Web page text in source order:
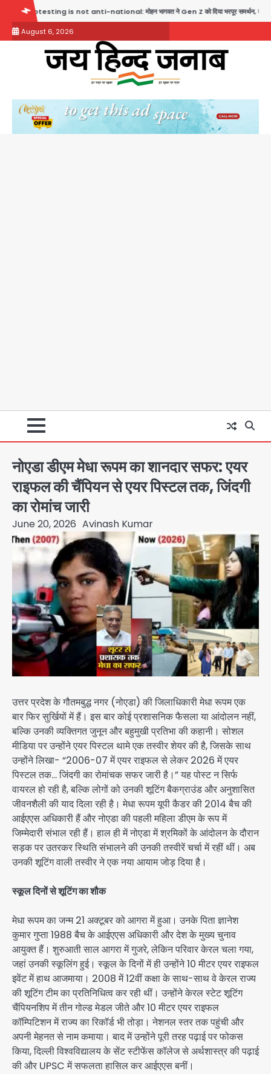
content
national: मोहन भागवत ने Gen Z को दिया भरपूर समर्थन, कहा- ये सबसे ईमानदार पीढ़ी है, तार्किक
August 6, 2026
नोएडा डीएम मेधा रूपम का शानदार सफर: एयर
राइफल की चैंपियन से एयर पिस्टल तक, जिंदगी
का रोमांच जारी
June 20, 2026 Avinash Kumar
उत्तर प्रदेश के गौतमबुद्ध नगर (नोएडा) की जिलाधिकारी मेधा रूपम एक
बार फिर सुर्खियों में हैं। इस बार कोई प्रशासनिक फैसला या आंदोलन नहीं,
बल्कि उनकी व्यक्तिगत जुनून और बहुमुखी प्रतिभा की कहानी। सोशल
मीडिया पर उन्होंने एयर पिस्टल थामे एक तस्वीर शेयर की है, जिसके साथ
उन्होंने लिखा- “2006-07 में एयर राइफल से लेकर 2026 में एयर
पिस्टल तक… जिंदगी का रोमांचक सफर जारी है।” यह पोस्ट न सिर्फ
वायरल हो रही है, बल्कि लोगों को उनकी शूटिंग बैकग्राउंड और अनुशासित
जीवनशैली की याद दिला रही है। मेधा रूपम यूपी कैडर की 2014 बैच की
आईएएस अधिकारी हैं और नोएडा की पहली महिला डीएम के रूप में
जिम्मेदारी संभाल रही हैं। हाल ही में नोएडा में श्रमिकों के आंदोलन के दौरान
सड़क पर उतरकर स्थिति संभालने की उनकी तस्वीरें चर्चा में रहीं थीं। अब
उनकी शूटिंग वाली तस्वीर ने एक नया आयाम जोड़ दिया है।
स्कूल दिनों से शूटिंग का शौक
मेधा रूपम का जन्म 21 अक्टूबर को आगरा में हुआ। उनके पिता ज्ञानेश
कुमार गुप्ता 1988 बैच के आईएएस अधिकारी और देश के मुख्य चुनाव
आयुक्त हैं। शुरुआती साल आगरा में गुजरे, लेकिन परिवार केरल चला गया,
जहां उनकी स्कूलिंग हुई। स्कूल के दिनों में ही उन्होंने 10 मीटर एयर राइफल
इवेंट में हाथ आजमाया। 2008 में 12वीं कक्षा के साथ-साथ वे केरल राज्य
की शूटिंग टीम का प्रतिनिधित्व कर रही थीं। उन्होंने केरल स्टेट शूटिंग
चैंपियनशिप में तीन गोल्ड मेडल जीते और 10 मीटर एयर राइफल
कॉम्पिटिशन में राज्य का रिकॉर्ड भी तोड़ा। नेशनल स्तर तक पहुंची और
अपनी मेहनत से नाम कमाया। बाद में उन्होंने पूरी तरह पढ़ाई पर फोकस
किया, दिल्ली विश्वविद्यालय के सेंट स्टीफेंस कॉलेज से अर्थशास्त्र की पढ़ाई
की और UPSC में सफलता हासिल कर आईएएस बनीं।